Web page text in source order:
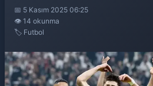
📅 5 Kasım 2025 06:25
👁️ 14 okunma
🏷️ Futbol